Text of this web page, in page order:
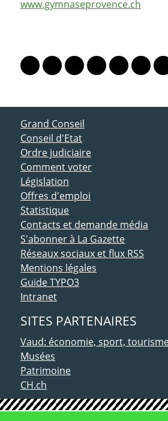
www.gymnaseprovence.ch
Lien vers le profil Mastodon
Lien vers le profil Bluesky
Lien vers le profil
Lien vers le
Lien vers
Lien
ACCÈS DIRECT
Grand Conseil
Conseil d'Etat
Ordre judiciaire
Comment voter
Législation
Offres d'emploi
Statistique
Contacts et demande média
S'abonner à La Gazette
Réseaux sociaux et flux RSS
Mentions légales
Guide TYPO3
Intranet
SITES PARTENAIRES
Vaud: économie, sport,
Musées
Patrimoine
CH.ch